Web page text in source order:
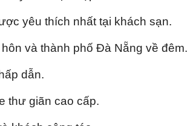
yêu thích nhất tại khách sạn.
và thành phố Đà Nẵng về đêm.
dẫn.
thư giãn cao cấp.